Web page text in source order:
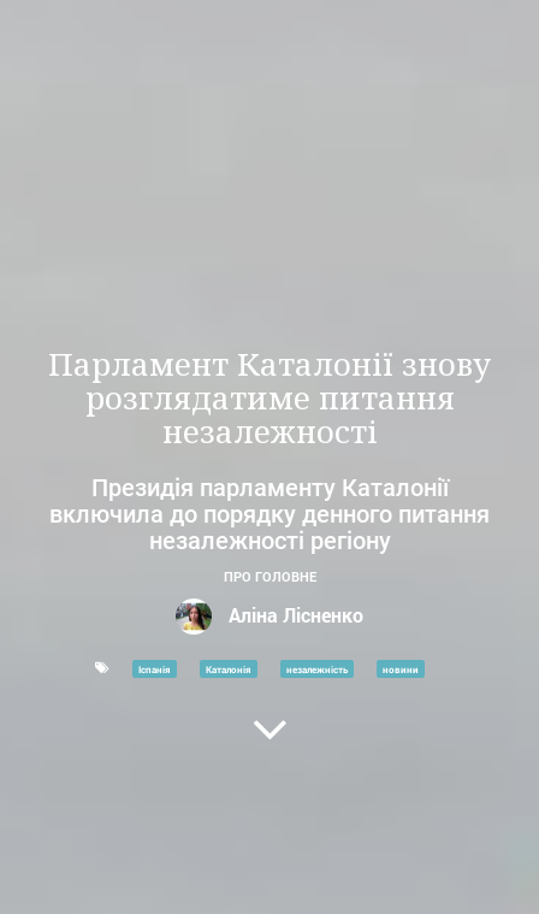
Парламент Каталонії знову
розглядатиме питання
незалежності
Президія парламенту Каталонії
включила до порядку денного питання
незалежності регіону
ПРО ГОЛОВНЕ
Аліна Лісненко
Іспанія Каталонія незалежність новини